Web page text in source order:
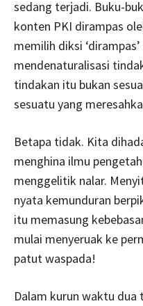
sedang terjadi. Buku-
konten PKI dirampas
memilih diksi
mendenaturalisasi
tindakan itu bukan
sesuatu yang
Betapa tidak. Kita
menghina ilmu
menggelitik nalar.
nyata kemunduran
itu memasung
mulai menyeruak ke
patut waspada!
Dalam kurun waktu dua